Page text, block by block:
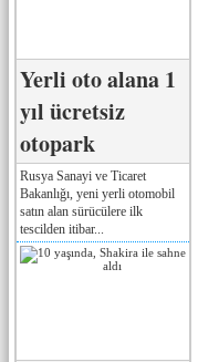
Yerli oto alana 1
yıl ücretsiz
otopark
Rusya Sanayi ve Ticaret
Bakanlığı, yeni yerli otomobil
satın alan sürücülere ilk
tescilden itibar...